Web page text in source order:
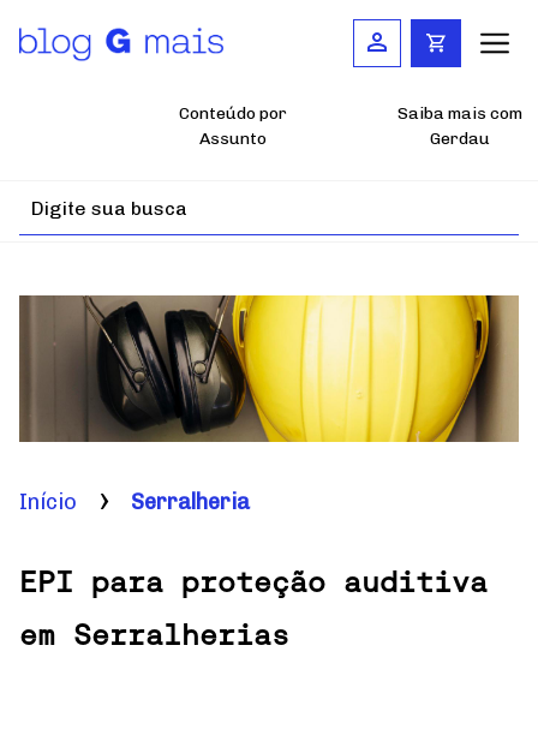
para
conteúdo
Conteúdo por
Assunto
Saiba mais com
Gerdau
Início Serralheria
EPI para proteção auditiva
em Serralherias